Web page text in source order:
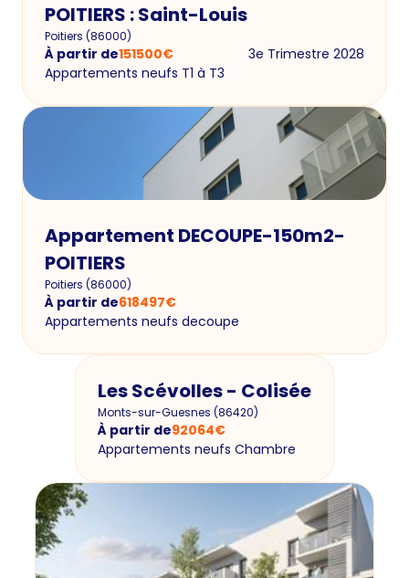
POITIERS : Saint-Louis
Poitiers (86000)
À partir de151500€
3e Trimestre 2028
Appartements neufs T1 à T3
Appartement DECOUPE-150m2-
POITIERS
Poitiers (86000)
À partir de618497€
Appartements neufs decoupe
Les Scévolles - Colisée
Monts-sur-Guesnes (86420)
À partir de92064€
Appartements neufs Chambre